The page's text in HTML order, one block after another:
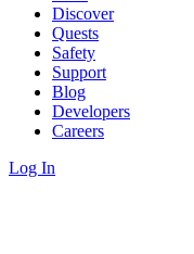
Discover
Quests
Safety
Support
Blog
Developers
Careers
Log In